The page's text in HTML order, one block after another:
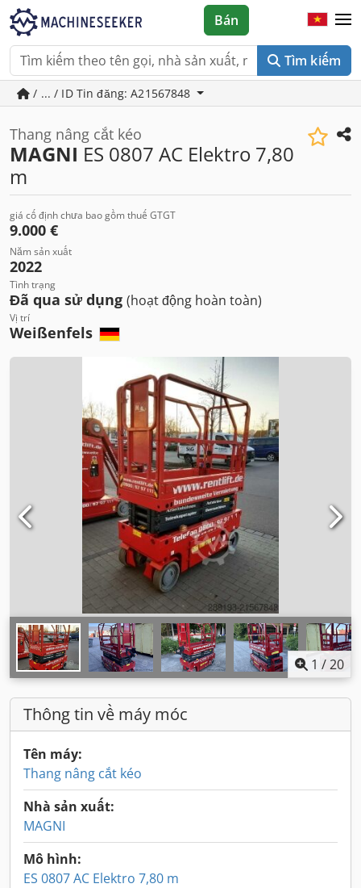
Tìm kiếm
Bán
/ ... / ID Tin đăng: A21567848
Thang nâng cắt kéo
MAGNI ES 0807 AC Elektro 7,80
m
giá cố định chưa bao gồm thuế GTGT
9.000 €
Năm sản xuất
2022
Tình trạng
Đã qua sử dụng (hoạt động hoàn toàn)
Vị trí
Weißenfels
1 /20
Thông tin về máy móc
Tên máy:
Thang nâng cắt kéo
Nhà sản xuất:
MAGNI
Mô hình:
ES 0807 AC Elektro 7,80 m